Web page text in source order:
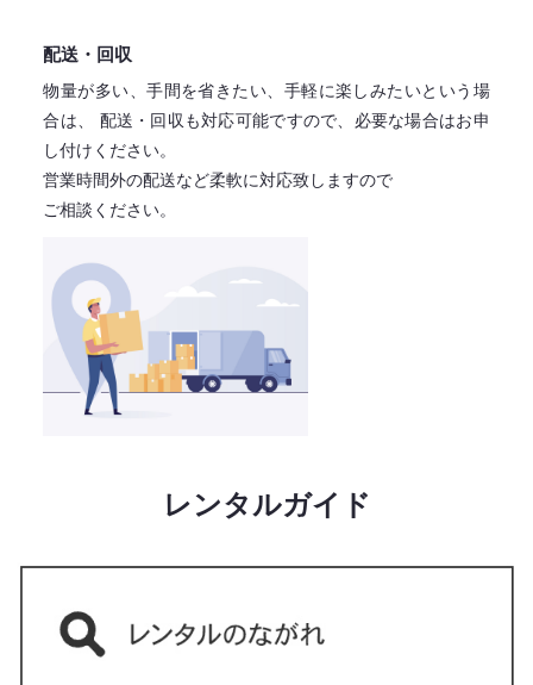
配送・回収
物量が多い、手間を省きたい、手軽に楽しみたいという場
合は、
配送・回収も対応可能ですので、必要な場合はお申
し付けください。
営業時間外の配送など柔軟に対応致しますので
ご相談ください。
レンタルガイド